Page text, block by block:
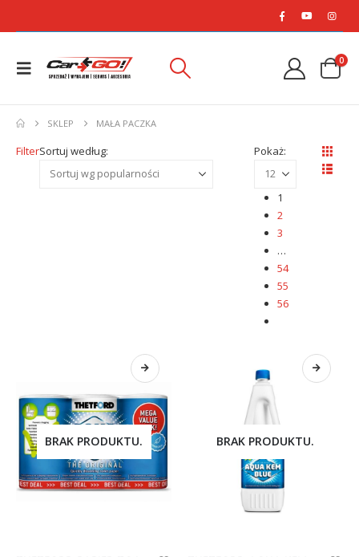
0
SKLEP MAŁA PACZKA
FilterSortuj według: Pokaż:
1
2
3
…
54
55
56
BRAK PRODUKTU. BRAK PRODUKTU.